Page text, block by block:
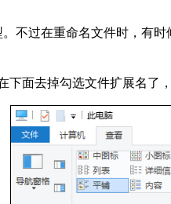
不过在重命名文件时，有
面去掉勾选文件扩展名了